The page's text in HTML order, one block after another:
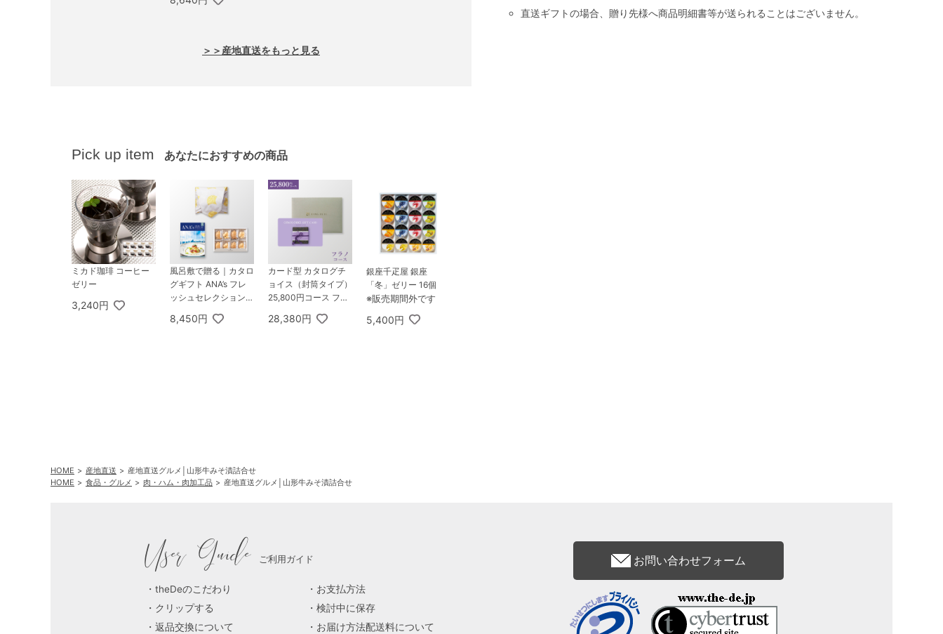
＞＞産地直送をもっと見る
Pick up item あなたにおすすめの商品
ミカド珈琲 コーヒー
ゼリー
3,240円
風呂敷で贈る｜カタロ
グギフト ANA’s フレ
ッシュセレクション
お茶漬け最中セットD
8,450円
カード型 カタログチ
ョイス（封筒タイプ）
25,800円コース フラ
28,380円
銀座千疋屋 銀座
「冬」ゼリー 16個
※販売期間外です
5,400円
直送ギフトの場合、贈り先様へ商品明細書等が送られることはございません。
HOME 産地直送
産地直送グルメ│山形牛みそ漬詰合せ
HOME
食品・グルメ 肉・ハム・肉加工品 産地直送グルメ│山形牛みそ漬詰合せ
User Guide ご利用ガイド
theDeのこだわり
お支払方法
クリップする
検討中に保存
返品交換について
お届け方法配送料について
お問い合わせフォーム